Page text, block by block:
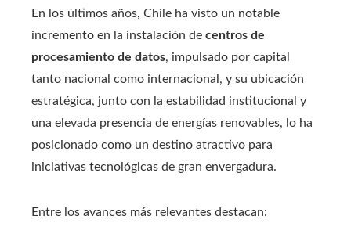
En los últimos años, Chile ha visto un notable
incremento en la instalación de centros de
procesamiento de datos, impulsado por capital
tanto nacional como internacional, y su ubicación
estratégica, junto con la estabilidad institucional y
una elevada presencia de energías renovables, lo ha
posicionado como un destino atractivo para
iniciativas tecnológicas de gran envergadura.
Entre los avances más relevantes destacan: